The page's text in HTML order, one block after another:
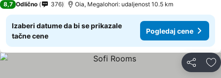
8,7 Odlično 376 Oia, Megalohori: udaljenost 10.5 km
Izaberi datume da bi se prikazale
tačne cene
Pogledaj cene
Deli